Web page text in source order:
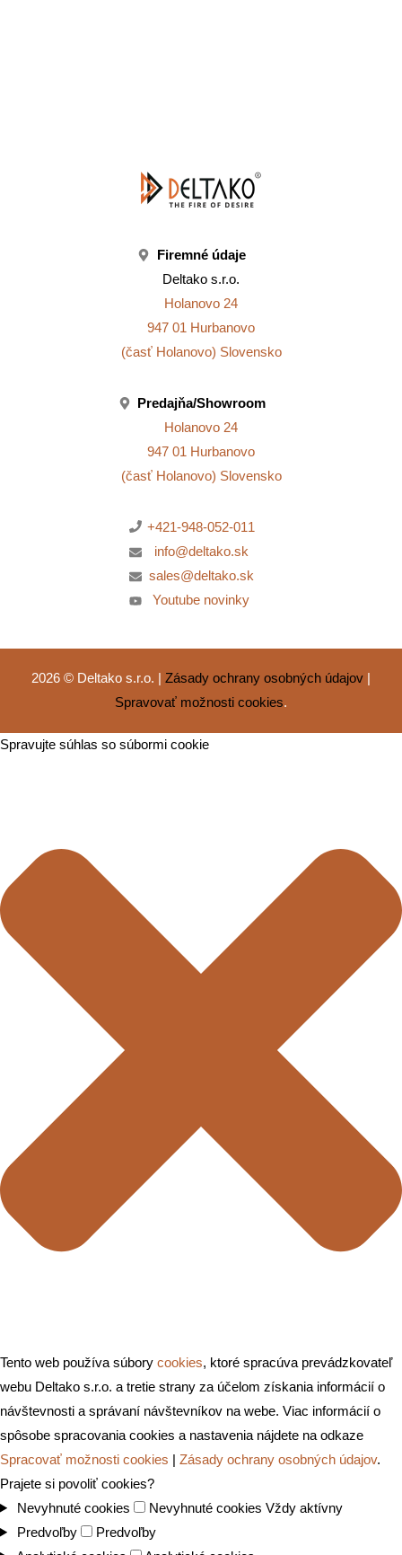
Firemné údaje
Deltako s.r.o.
Holanovo 24
947 01 Hurbanovo
(časť Holanovo) Slovensko
Predajňa/Showroom
Holanovo 24
947 01 Hurbanovo
(časť Holanovo) Slovensko
+421-948-052-011
info@deltako.sk
sales@deltako.sk
Youtube novinky
2026 © Deltako s.r.o. | Zásady ochrany osobných údajov
Spravovať možnosti cookies.
Spravujte súhlas so súbormi cookie
Tento web používa súbory cookies, ktoré spracúva prevádzkovateľ
webu Deltako s.r.o. a tretie strany za účelom získania informácií o
návštevnosti a správaní návštevníkov na webe. Viac informácií o
spôsobe spracovania cookies a nastavenia nájdete na odkaze
Spracovať možnosti cookies | Zásady ochrany osobných údajov.
Prajete si povoliť cookies?
Nevyhnuté cookies
Nevyhnuté cookies Vždy aktívny
Predvoľby
Predvoľby